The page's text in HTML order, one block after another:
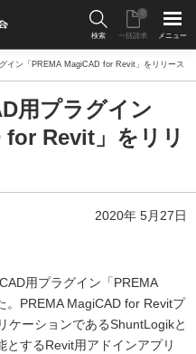
検索 一括請求
0
メニュー
イン「PREMA MagiCAD for Revit」をリリース
用プラグイン
for Revit」をリリ
2020年 5月27日
用プラグイン「PREMA
。PREMA MagiCAD for Revitプ
ケーションであるShuntLogikと
するRevit用アドインアプリ